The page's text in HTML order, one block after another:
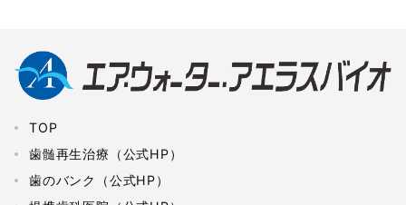
TOP
歯髄再生治療（公式HP）
歯のバンク（公式HP）